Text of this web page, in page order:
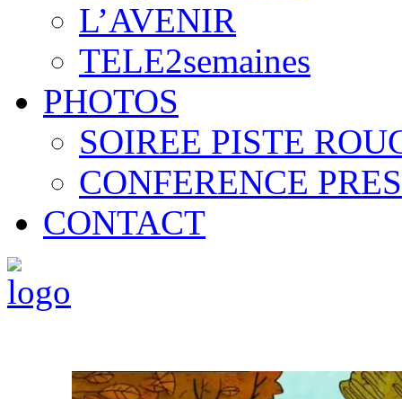
L’AVENIR
TELE2semaines
PHOTOS
SOIREE PISTE
CONFERENCE
CONTACT